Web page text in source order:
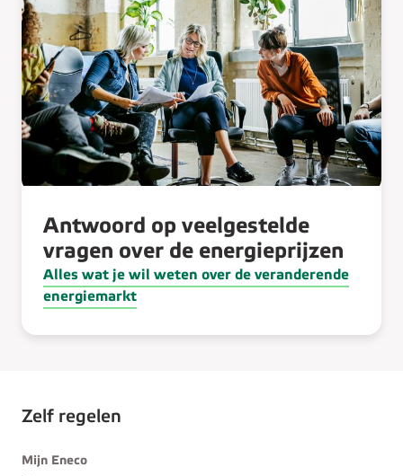
Antwoord op veelgestelde
vragen over de energieprijzen
Alles wat je wil weten over de veranderende
energiemarkt
Zelf regelen
Mijn Eneco